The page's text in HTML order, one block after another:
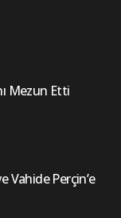
Mezun Etti
Vahide Perçin’e